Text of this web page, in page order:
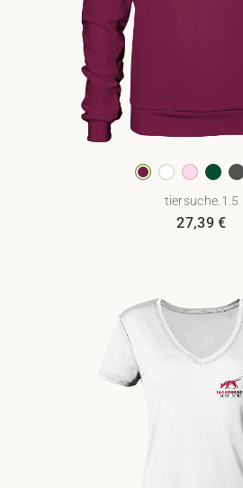
tiersuche.1.5
27,39€